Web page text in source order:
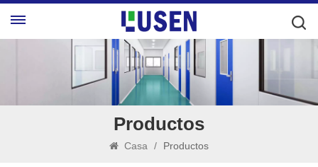
Productos
Casa / Productos